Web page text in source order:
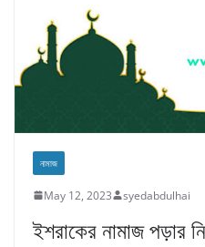
নামাজ
May 12, 2023 syedabdulhai
ইশরাকের নামাজ পড়ার